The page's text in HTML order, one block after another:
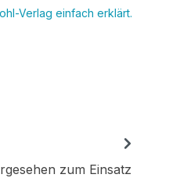
Verlag einfach erklärt.
zum Einsatz